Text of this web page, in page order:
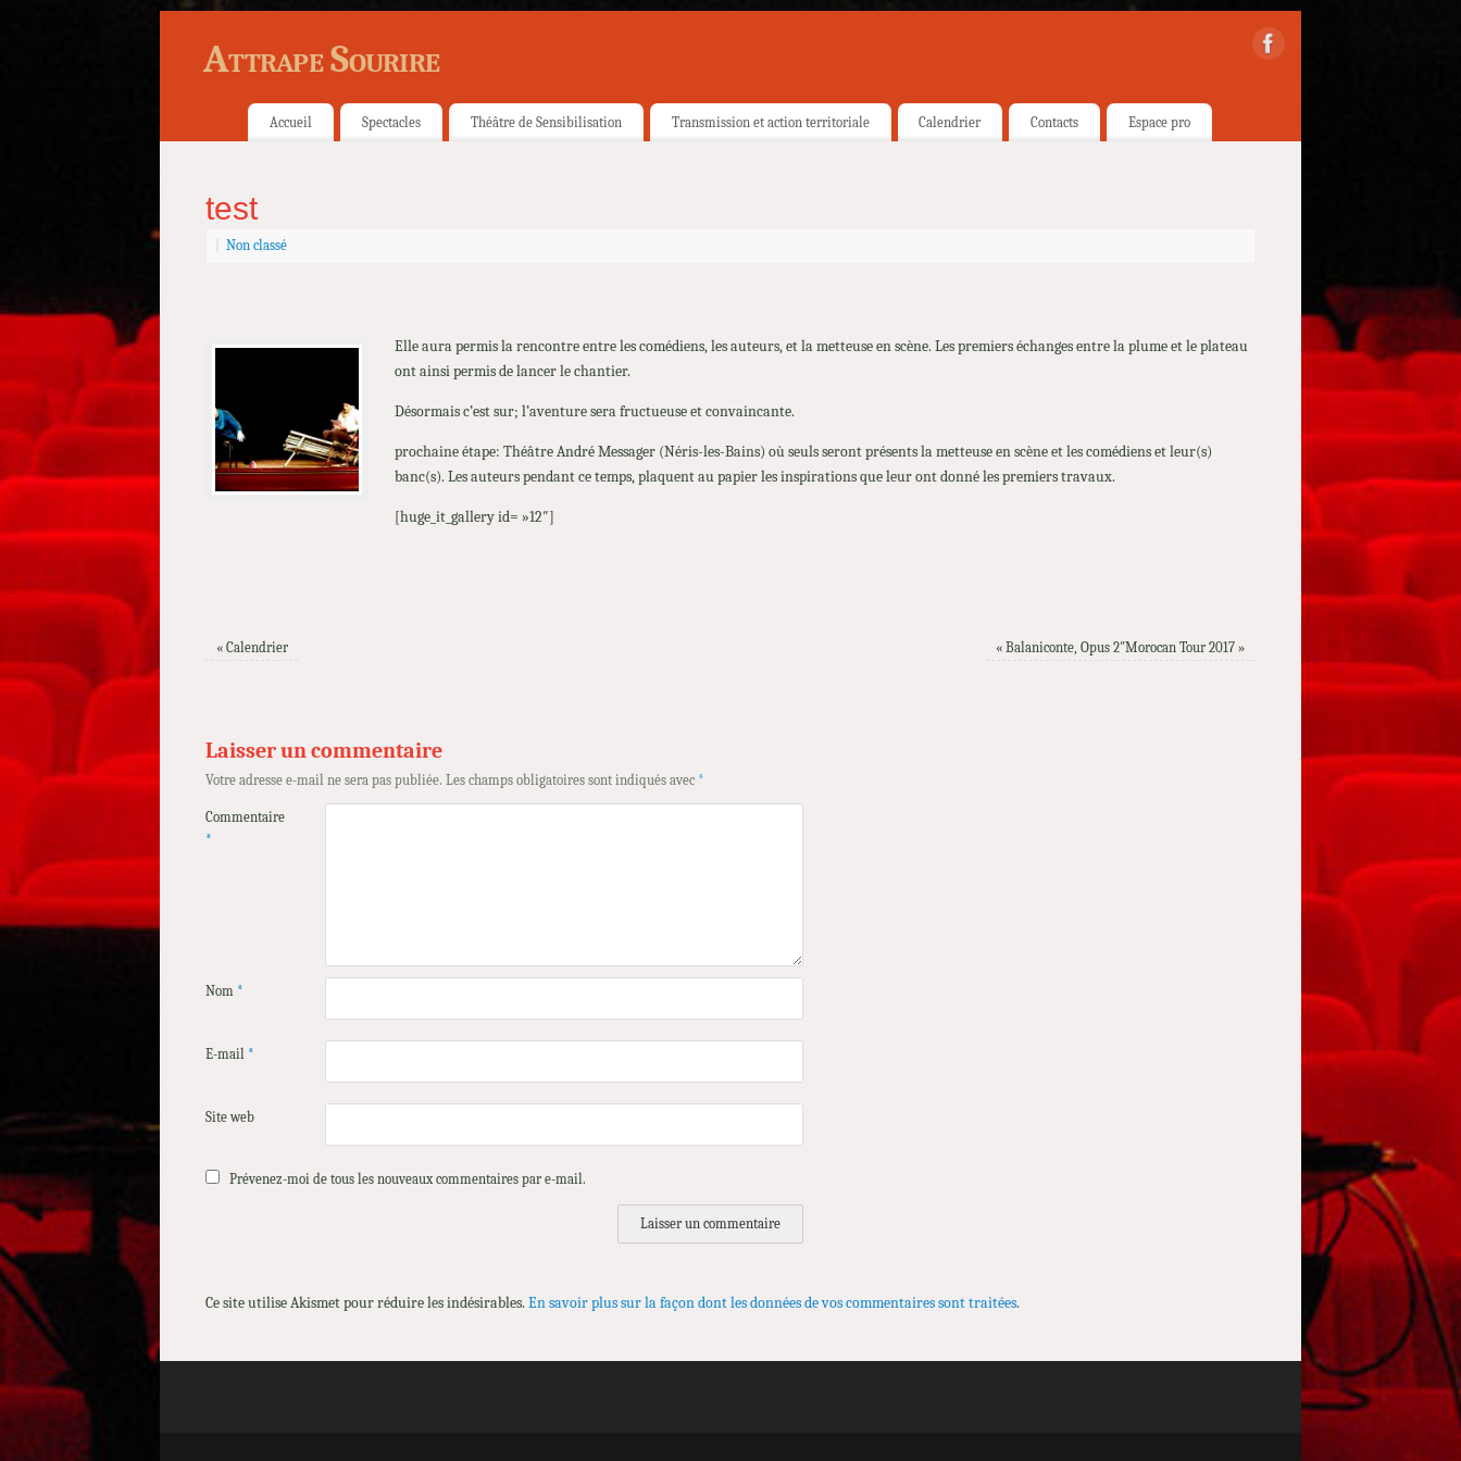
Attrape Sourire
Accueil Spectacles Théâtre de Sensibilisation Transmission et action territoriale Calendrier Contacts Espace pro
test
Non classé
Elle aura permis la rencontre entre les comédiens, les auteurs, et la metteuse en scène. Les premiers échanges entre la plume et le plateau
ont ainsi permis de lancer le chantier.
Désormais c’est sur; l’aventure sera fructueuse et convaincante.
prochaine étape: Théâtre André Messager (Néris-les-Bains) où seuls seront présents la metteuse en scène et les comédiens et leur(s)
banc(s). Les auteurs pendant ce temps, plaquent au papier les inspirations que leur ont donné les premiers travaux.
[huge_it_gallery id= »12″]
«Calendrier « Balaniconte, Opus 2″Morocan Tour 2017»
Laisser un commentaire
Votre adresse e-mail ne sera pas publiée. Les champs obligatoires sont indiqués avec *
Commentaire
*
Nom *
E-mail *
Site web
Prévenez-moi de tous les nouveaux commentaires par e-mail.
Ce site utilise Akismet pour réduire les indésirables. En savoir plus sur la façon dont les données de vos commentaires sont traitées.